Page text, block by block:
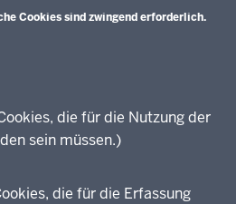
Cookies sind zwingend erforderlich.
die für die Nutzung der
sein müssen.)
die für die Erfassung